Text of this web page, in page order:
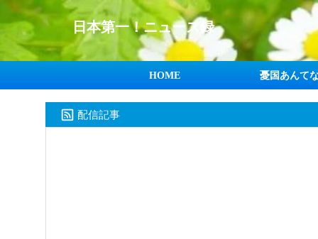
日本第一！ニュース録
HOME 憂国あんて
配信記事